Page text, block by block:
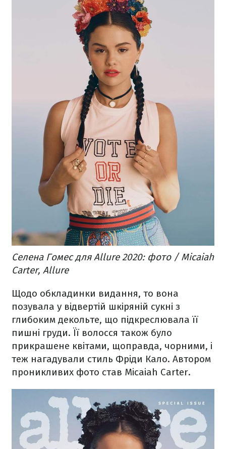
Селена Гомес для Allure 2020: фото / Micaiah
Carter, Allure
Щодо обкладинки видання, то вона
позувала у відвертій шкіряній сукні з
глибоким декольте, що підкреслювала її
пишні груди. Її волосся також було
прикрашене квітами, щоправда, чорними, і
теж нагадували стиль Фріди Кало. Автором
проникливих фото став Micaiah Carter.